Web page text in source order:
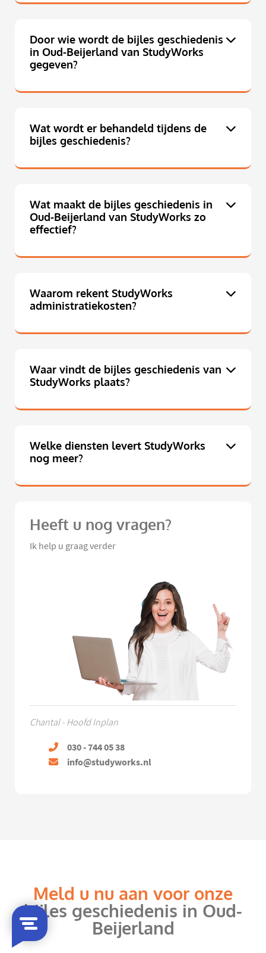
Door wie wordt de bijles geschiedenis
in Oud-Beijerland van StudyWorks
gegeven?
Wat wordt er behandeld tijdens de
bijles geschiedenis?
Wat maakt de bijles geschiedenis in
Oud-Beijerland van StudyWorks zo
effectief?
Waarom rekent StudyWorks
administratiekosten?
Waar vindt de bijles geschiedenis van
StudyWorks plaats?
Welke diensten levert StudyWorks
nog meer?
Heeft u nog vragen?
Ik help u graag verder
Chantal - Hoofd Inplan
030 - 744 05 38
info@studyworks.nl
Meld u nu aan voor onze
bijles geschiedenis in Oud-
Beijerland